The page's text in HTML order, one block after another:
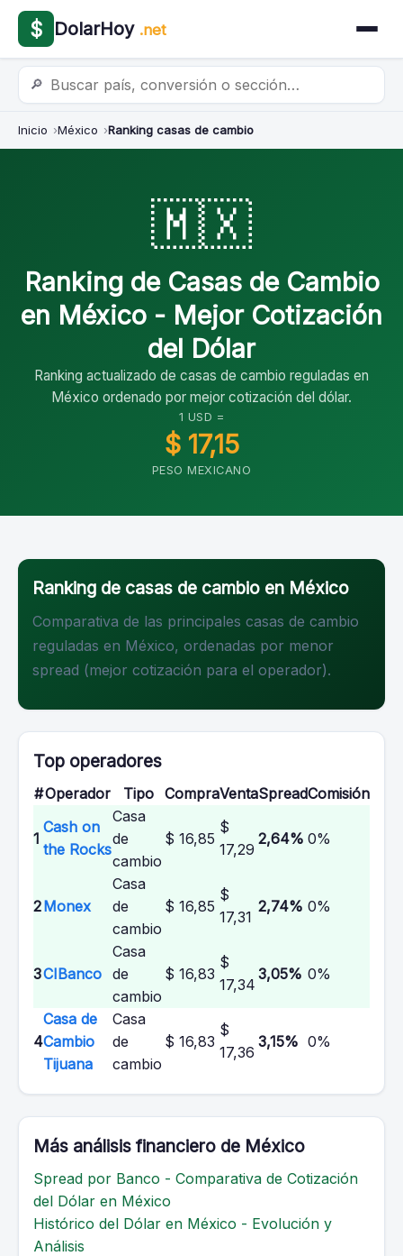
$ DolarHoy .net
🔎
Inicio México Ranking casas de cambio
🇲🇽
Ranking de Casas de Cambio
en México - Mejor Cotización
del Dólar
Ranking actualizado de casas de cambio reguladas en
México ordenado por mejor cotización del dólar.
1 USD =
$ 17,15
PESO MEXICANO
Ranking de casas de cambio en México
Comparativa de las principales casas de cambio
reguladas en México, ordenadas por menor
spread (mejor cotización para el operador).
Top operadores
#Operador Tipo CompraVentaSpreadComisión
1
Cash on
the Rocks
Casa
de
cambio
$ 16,85
$
17,29
2,64% 0%
2 Monex
Casa
de
cambio
$ 16,85
$
17,31
2,74% 0%
3CIBanco
Casa
de
cambio
$ 16,83
$
17,34
3,05% 0%
4
Casa de
Cambio
Tijuana
Casa
de
cambio
$ 16,83
$
17,36
3,15% 0%
Más análisis financiero de México
Spread por Banco - Comparativa de Cotización
del Dólar en México
Histórico del Dólar en México - Evolución y
Análisis